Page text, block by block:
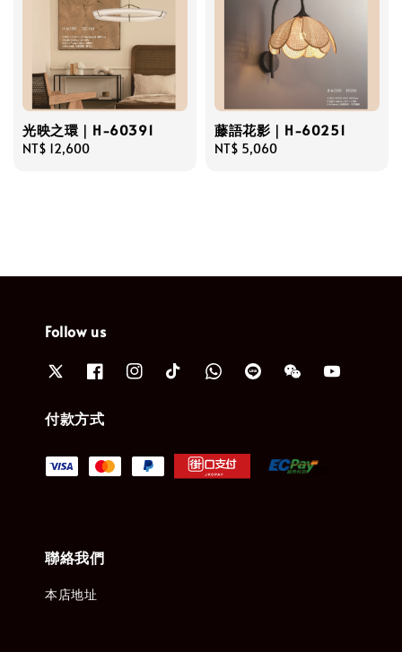
光映之環｜H-60391
Regular
NT$ 12,600
藤語花影｜H-60251
Regular
NT$ 5,060
Follow us
付款方式
聯絡我們
本店地址